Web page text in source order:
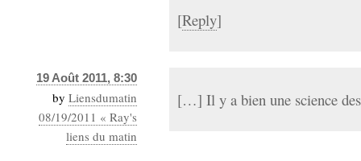
[Reply]
19 Août 2011, 8:30
by Liensdumatin
08/19/2011 « Ray's
liens du matin
[…] Il y a bien une science